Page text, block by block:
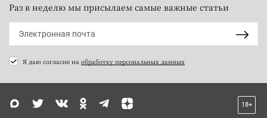
Раз в неделю мы присылаем самые важные статьи
Я даю согласие на обработку персональных данных
18+